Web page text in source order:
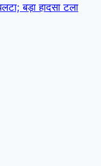
बड़ा हादसा टला